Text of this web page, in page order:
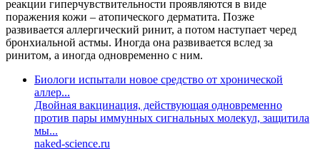
реакции гиперчувствительности проявляются в виде
поражения кожи – атопического дерматита. Позже
развивается аллергический ринит, а потом наступает черед
бронхиальной астмы. Иногда она развивается вслед за
ринитом, а иногда одновременно с ним.
Биологи испытали новое средство от хронической
аллер...
Двойная вакцинация, действующая одновременно
против пары иммунных сигнальных молекул, защитила
мы...
naked-science.ru